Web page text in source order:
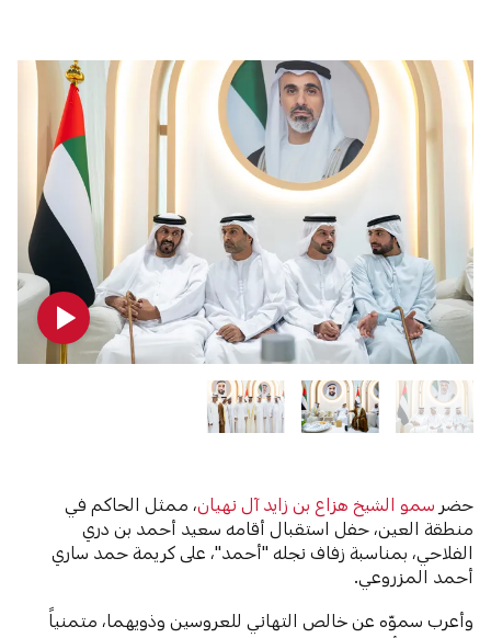
حضر سمو الشيخ هزاع بن زايد آل نهيان، ممثل الحاكم في
منطقة العين، حفل استقبال أقامه سعيد أحمد بن دري
الفلاحي، بمناسبة زفاف نجله "أحمد"، على كريمة حمد ساري
أحمد المزروعي.
وأعرب سموّه عن خالص التهاني للعروسين وذويهما، متمنياً